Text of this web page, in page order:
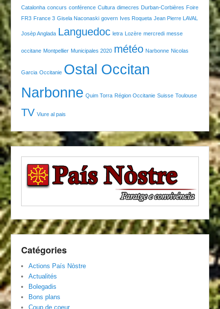
Catalonha concurs conférence Cultura dimecres Durban-Corbières Foire
FR3 France 3 Gisela Naconaski govern Ives Roqueta Jean Pierre LAVAL
Josèp Anglada Languedoc letra Lozère mercredi messe
occitane Montpellier Municipales 2020 météo Narbonne Nicolas
Garcia Occitanie Ostal Occitan
Narbonne Quim Torra Région Occitanie Suisse Toulouse
TV Viure al pais
Catégories
Actions País Nòstre
Actualités
Bolegadis
Bons plans
Coup de coeur